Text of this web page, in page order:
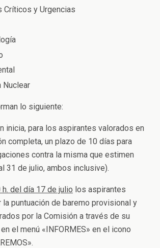
Críticos y Urgencias
Nuclear
lo siguiente:
inicia, para los aspirantes valorados en
completa, un plazo de 10 días para
contra la misma que estimen
31 de julio, ambos inclusive).
h. del día 17 de julio los aspirantes
la puntuación de baremo provisional y
por la Comisión a través de su
el menú «INFORMES» en el icono